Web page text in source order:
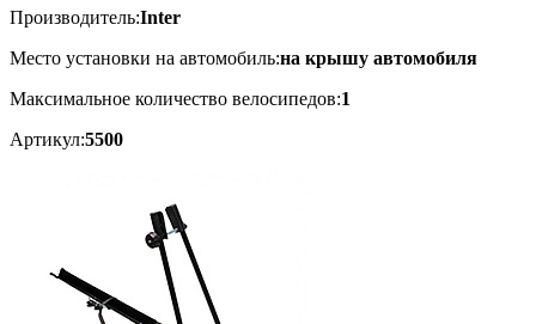
Производитель:Inter
Место установки на автомобиль:на крышу автомобиля
Максимальное количество велосипедов:1
Артикул:5500